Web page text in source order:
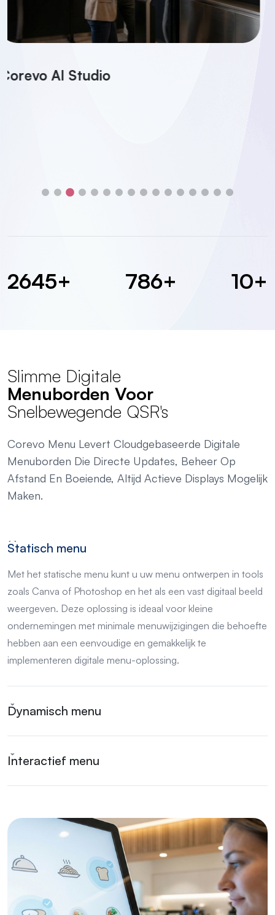
Corevo Bestelling
3788+ 1129+ 15+
Slimme Digitale
Menuborden Voor
Snelbewegende QSR's
Corevo Menu Levert Cloudgebaseerde Digitale
Menuborden Die Directe Updates, Beheer Op
Afstand En Boeiende, Altijd Actieve Displays Mogelijk
Maken.
Statisch menu
Met het statische menu kunt u uw menu ontwerpen in tools
zoals Canva of Photoshop en het als een vast digitaal beeld
weergeven. Deze oplossing is ideaal voor kleine
ondernemingen met minimale menuwijzigingen die behoefte
hebben aan een eenvoudige en gemakkelijk te
implementeren digitale menu-oplossing.
Dynamisch menu
Interactief menu